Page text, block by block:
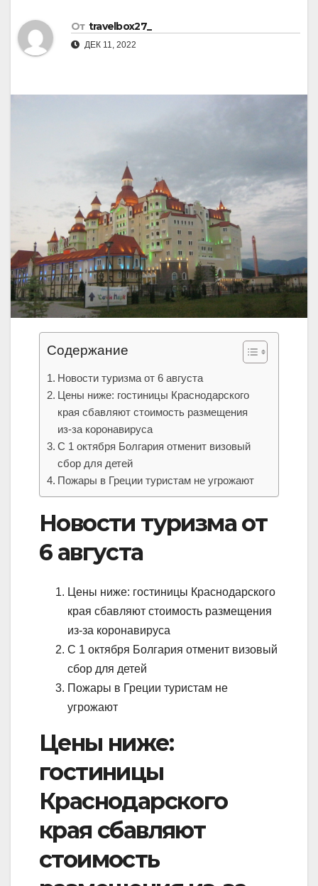
От travelbox27_
ДЕК 11, 2022
Содержание
Новости туризма от 6 августа
Цены ниже: гостиницы Краснодарского
края сбавляют стоимость размещения
из-за коронавируса
С 1 октября Болгария отменит визовый
сбор для детей
Пожары в Греции туристам не угрожают
Новости туризма от
6 августа
Цены ниже: гостиницы Краснодарского
края сбавляют стоимость размещения
из-за коронавируса
С 1 октября Болгария отменит визовый
сбор для детей
Пожары в Греции туристам не
угрожают
Цены ниже:
гостиницы
Краснодарского
края сбавляют
стоимость